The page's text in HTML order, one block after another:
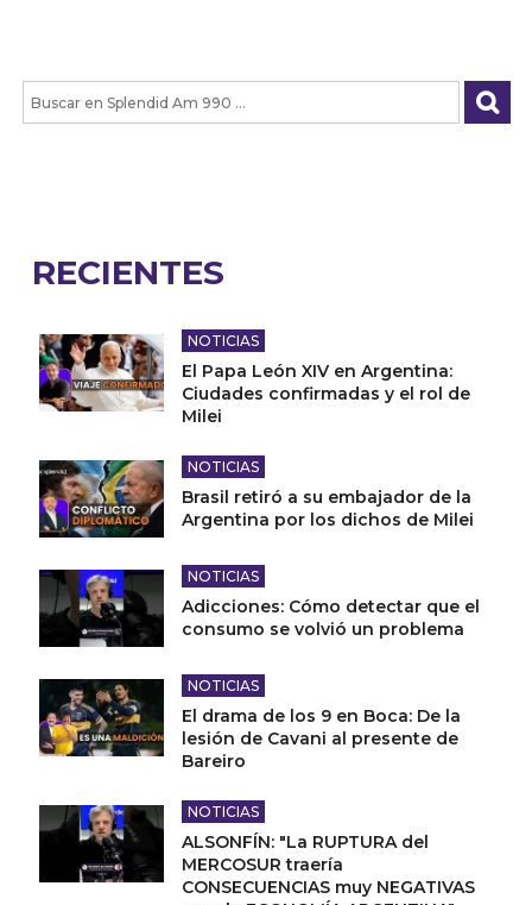
RECIENTES
NOTICIAS
El Papa León XIV en Argentina:
Ciudades confirmadas y el rol de
Milei
NOTICIAS
Brasil retiró a su embajador de la
Argentina por los dichos de Milei
NOTICIAS
Adicciones: Cómo detectar que el
consumo se volvió un problema
NOTICIAS
El drama de los 9 en Boca: De la
lesión de Cavani al presente de
Bareiro
NOTICIAS
ALSONFÍN: "La RUPTURA del
MERCOSUR traería
CONSECUENCIAS muy NEGATIVAS